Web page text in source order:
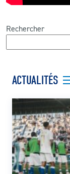
Rechercher
ACTUALITÉS